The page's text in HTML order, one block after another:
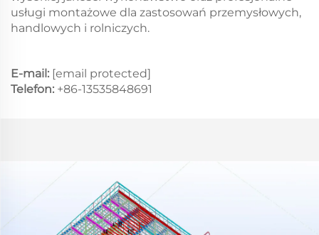
usługi montażowe dla zastosowań przemysłowych,
handlowych i rolniczych.
E-mail: [email protected]
Telefon: +86-13535848691